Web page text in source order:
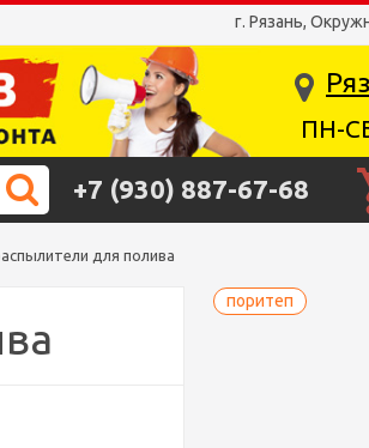
г. Рязань,
ПН-
+7 (930) 887-67-68
для полива
поритеп